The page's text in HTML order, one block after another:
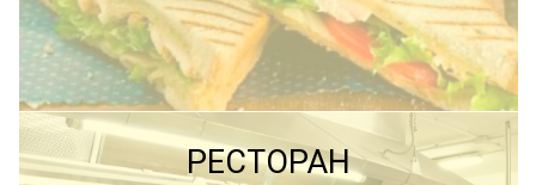
ПОДРОБНЕЕ ПОДРОБНЕЕ
РЕСТОРАН